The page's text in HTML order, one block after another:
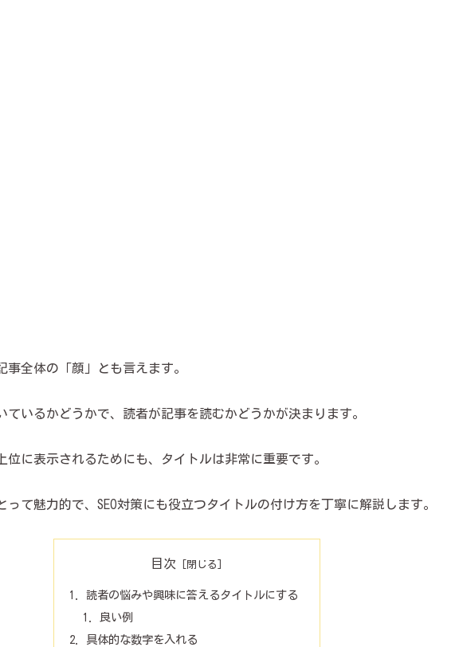
事全体の「顔」とも言えます。
ているかどうかで、読者が記事を読むかどうかが決まります。
位に表示されるためにも、タイトルは非常に重要です。
って魅力的で、SEO対策にも役立つタイトルの付け方を丁寧に解説します。
目次
読者の悩みや興味に答えるタイトルにする
良い例
具体的な数字を入れる